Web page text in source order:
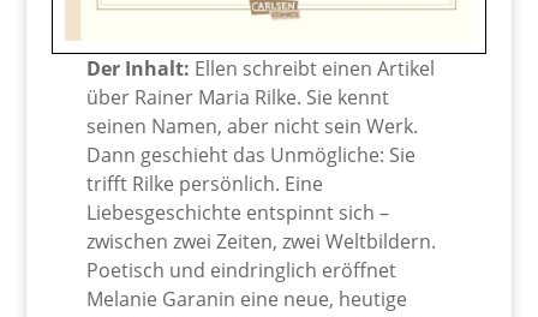
Der Inhalt: Ellen schreibt einen Artikel
über Rainer Maria Rilke. Sie kennt
seinen Namen, aber nicht sein Werk.
Dann geschieht das Unmögliche: Sie
trifft Rilke persönlich. Eine
Liebesgeschichte entspinnt sich –
zwischen zwei Zeiten, zwei Weltbildern.
Poetisch und eindringlich eröffnet
Melanie Garanin eine neue, heutige